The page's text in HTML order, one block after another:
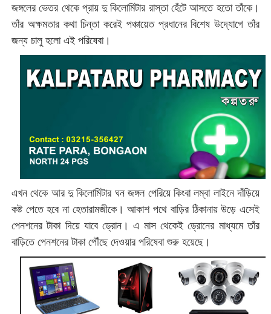
জঙ্গলের ভেতর থেকে প্রায় দু কিলোমিটার রাস্তা হেঁটে আসতে হতো তাঁকে।
তাঁর অক্ষমতার কথা চিন্তা করেই পঞ্চায়েত প্রধানের বিশেষ উদ্যোগে তাঁর
জন্য চালু হলো এই পরিষেবা।
এখন থেকে আর দু কিলোমিটার ঘন জঙ্গল পেরিয়ে কিংবা লম্বা লাইনে দাঁড়িয়ে
কষ্ট পেতে হবে না হেতারামজীকে। আকাশ পথে বাড়ির ঠিকানায় উড়ে এসেই
পেনশনের টাকা দিয়ে যাবে ড্রোন। এ মাস থেকেই ড্রোনের মাধ্যমে তাঁর
বাড়িতে পেনশনের টাকা পৌঁছে দেওয়ার পরিষেবা শুরু হয়েছে।